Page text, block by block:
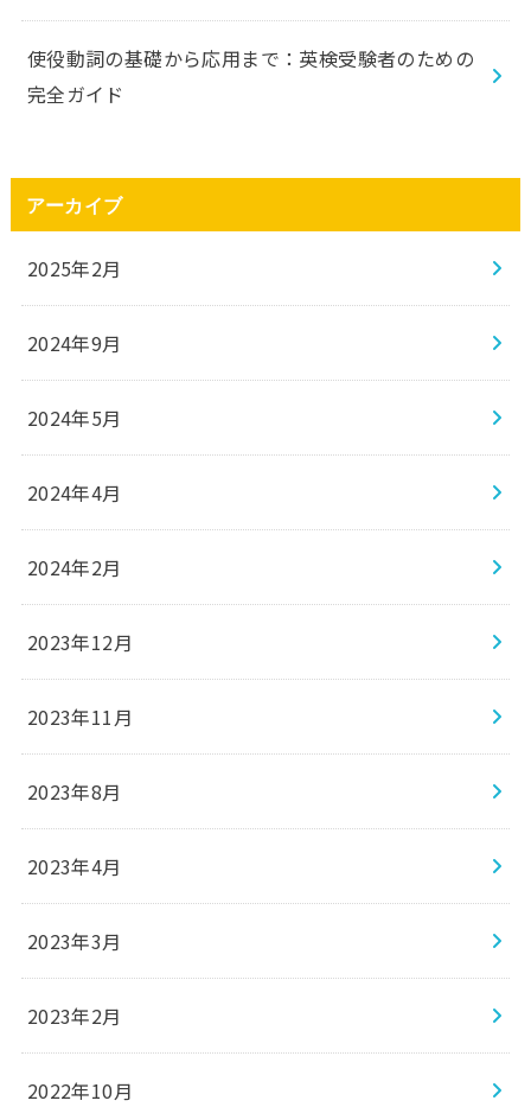
使役動詞の基礎から応用まで：英検受験者のための
完全ガイド
アーカイブ
2025年2月
2024年9月
2024年5月
2024年4月
2024年2月
2023年12月
2023年11月
2023年8月
2023年4月
2023年3月
2023年2月
2022年10月